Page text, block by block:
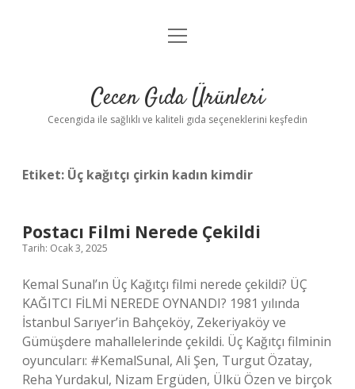
Anasayfa
Yasal Uyarı
menüyü
Cecen Gıda Ürünleri
Cecengida ile sağlıklı ve kaliteli gıda seçeneklerini keşfedin
Etiket: Üç kağıtçı çirkin kadın kimdir
Postacı Filmi Nerede Çekildi
Tarih: Ocak 3, 2025
Kemal Sunal’ın Üç Kağıtçı filmi nerede çekildi? ÜÇ
KAĞITCI FİLMİ NEREDE OYNANDI? 1981 yılında
İstanbul Sarıyer’in Bahçeköy, Zekeriyaköy ve
Gümüşdere mahallelerinde çekildi. Üç Kağıtçı filminin
oyuncuları: #KemalSunal, Ali Şen, Turgut Özatay,
Reha Yurdakul, Nizam Ergüden, Ülkü Özen ve birçok